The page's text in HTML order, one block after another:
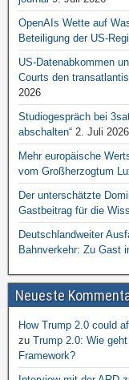
OpenAIs Wette auf
Beteiligung der US-
US-Datenabkommen
Courts den
2026
Studiogespräch bei
abschalten“ 2. Juli 2026
Mehr europäische
vom Großherzogtum
Der unterschätzte
Gastbeitrag für die
Deutschlandweiter
Bahnverkehr: Zu Gast
Neueste
How Trump 2.0 could
zu Trump 2.0: Wie
Framework?